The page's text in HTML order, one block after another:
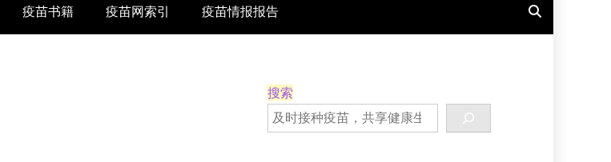
疫苗书籍 疫苗网索引 疫苗情报报告
搜索